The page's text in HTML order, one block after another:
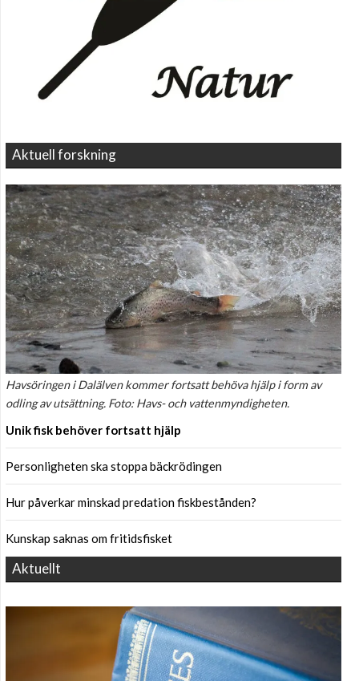
Aktuell forskning
Havsöringen i Dalälven kommer fortsatt behöva hjälp i form av
odling av utsättning. Foto: Havs- och vattenmyndigheten.
Unik fisk behöver fortsatt hjälp
Personligheten ska stoppa bäckrödingen
Hur påverkar minskad predation fiskbestånden?
Kunskap saknas om fritidsfisket
Aktuellt